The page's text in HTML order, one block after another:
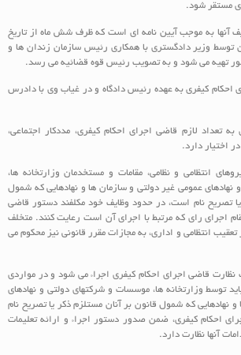
مستقر شود.
آنها به موجب آیین نامه ای است که ظرف شش ماه از تاریخ
توسط وزیر دادگستری با همکاری رئیس سازمان زندان ها و
تهیه می شود و به تصویب رئیس قوه قضائیه می رسد.
احکام کیفری به عهده رئیس دادگاه و در غیاب وی با دادرس
تعداد لازم قاضی اجرای احکام کیفری، مددکار اجتماعی،
اختیار دارد.
انتظامی و نظامی، مقامات و مستخدمان وزارتخانه‏ ها،
عمومی غیر دولتی و سازمان ها و نهادهایی که شمول
یا تصریح نام است، در حدود وظایف خود مکلفند دستور قاضی
اجرای رای که مرتبط با اجرای آن است رعایت کنند. متخلف
تعقیب انتظامی و اداری، به مجازات مقرر قانونی نیز محکوم می
نظارت قاضی اجرای احکام کیفری اجراء می شود و در مواردی
توسط وزارتخانه‏ ها، موسسات و شرکتهای دولتی و نهادهای
و نهادهایی که شمول قانون بر آنان مستلزم ذکر یا تصریح نام
احکام کیفری، ضمن صدور دستور اجراء و ارائه تعلیمات
آنها نظارت دارد.